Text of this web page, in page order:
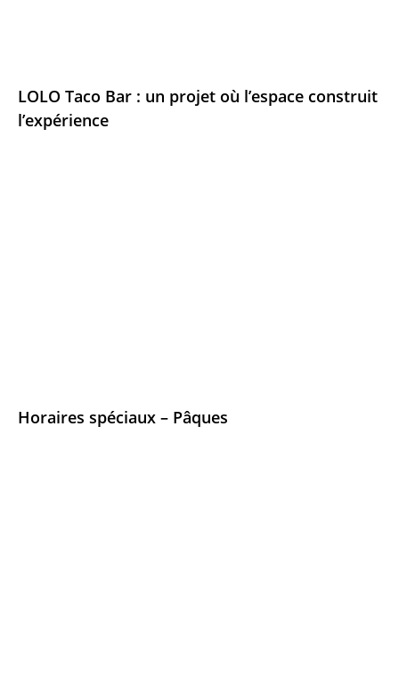
LOLO Taco Bar : un projet où l’espace construit
l’expérience
Horaires spéciaux – Pâques